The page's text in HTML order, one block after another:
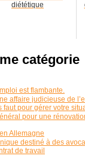
diététique
catégorie
est flambante.
affaire judicieuse de
faut pour gérer votre
pour une
Allemagne
destiné à des
de travail